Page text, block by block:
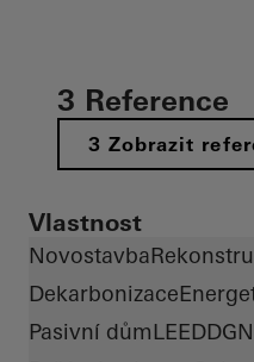
3 Reference
3 Zobrazit
Vlastnost
Novostavba
Dekarbonizace
Pasivní důmLEED